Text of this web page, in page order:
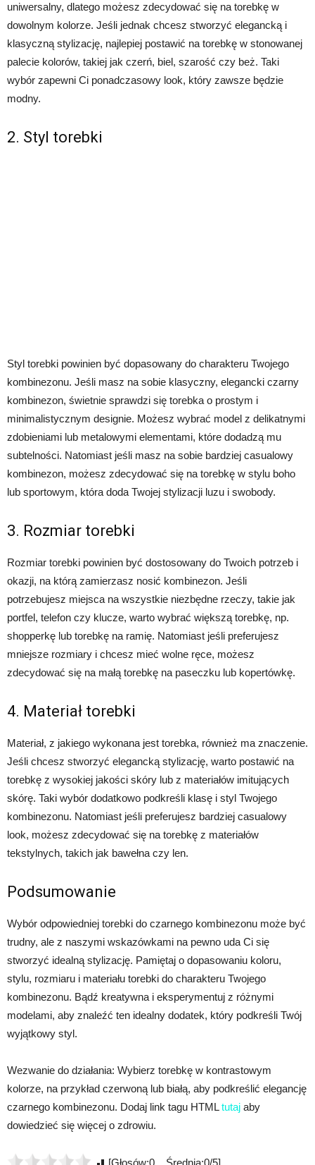
uniwersalny, dlatego możesz zdecydować się na torebkę w
dowolnym kolorze. Jeśli jednak chcesz stworzyć elegancką i
klasyczną stylizację, najlepiej postawić na torebkę w stonowanej
palecie kolorów, takiej jak czerń, biel, szarość czy beż. Taki
wybór zapewni Ci ponadczasowy look, który zawsze będzie
modny.
2. Styl torebki
Styl torebki powinien być dopasowany do charakteru Twojego
kombinezonu. Jeśli masz na sobie klasyczny, elegancki czarny
kombinezon, świetnie sprawdzi się torebka o prostym i
minimalistycznym designie. Możesz wybrać model z delikatnymi
zdobieniami lub metalowymi elementami, które dodadzą mu
subtelności. Natomiast jeśli masz na sobie bardziej casualowy
kombinezon, możesz zdecydować się na torebkę w stylu boho
lub sportowym, która doda Twojej stylizacji luzu i swobody.
3. Rozmiar torebki
Rozmiar torebki powinien być dostosowany do Twoich potrzeb i
okazji, na którą zamierzasz nosić kombinezon. Jeśli
potrzebujesz miejsca na wszystkie niezbędne rzeczy, takie jak
portfel, telefon czy klucze, warto wybrać większą torebkę, np.
shopperkę lub torebkę na ramię. Natomiast jeśli preferujesz
mniejsze rozmiary i chcesz mieć wolne ręce, możesz
zdecydować się na małą torebkę na paseczku lub kopertówkę.
4. Materiał torebki
Materiał, z jakiego wykonana jest torebka, również ma znaczenie.
Jeśli chcesz stworzyć elegancką stylizację, warto postawić na
torebkę z wysokiej jakości skóry lub z materiałów imitujących
skórę. Taki wybór dodatkowo podkreśli klasę i styl Twojego
kombinezonu. Natomiast jeśli preferujesz bardziej casualowy
look, możesz zdecydować się na torebkę z materiałów
tekstylnych, takich jak bawełna czy len.
Podsumowanie
Wybór odpowiedniej torebki do czarnego kombinezonu może być
trudny, ale z naszymi wskazówkami na pewno uda Ci się
stworzyć idealną stylizację. Pamiętaj o dopasowaniu koloru,
stylu, rozmiaru i materiału torebki do charakteru Twojego
kombinezonu. Bądź kreatywna i eksperymentuj z różnymi
modelami, aby znaleźć ten idealny dodatek, który podkreśli Twój
wyjątkowy styl.
Wezwanie do działania: Wybierz torebkę w kontrastowym
kolorze, na przykład czerwoną lub białą, aby podkreślić elegancję
czarnego kombinezonu. Dodaj link tagu HTMLtutaj aby
dowiedzieć się więcej o zdrowiu.